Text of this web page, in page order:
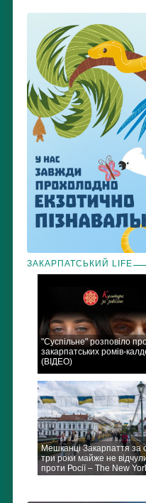
ЗАКАРПАТСЬКИЙ LIFE
"Суспільне" розповіло
закарпатських ромів-
(ВІДЕО)
Мешканці Закарпаття за
три роки майже не
проти Росії – The New